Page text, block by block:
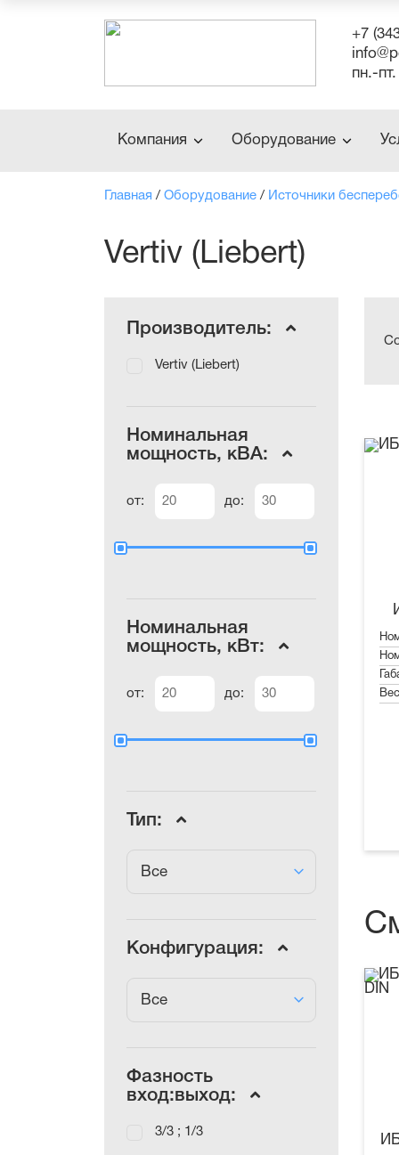
+7
пн.-
Компания Оборудование
Главная / Оборудование / Источники
Vertiv (Liebert)
Производитель:
Vertiv (Liebert)
Номинальная
мощность, кВА:
от: до:
Номинальная
мощность, кВт:
от: до:
Тип:
Все
Конфигурация:
Все
Фазность
вход:выход:
3/3 ; 1/3